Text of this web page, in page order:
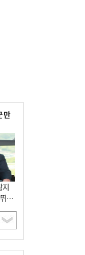
만
지
며
”